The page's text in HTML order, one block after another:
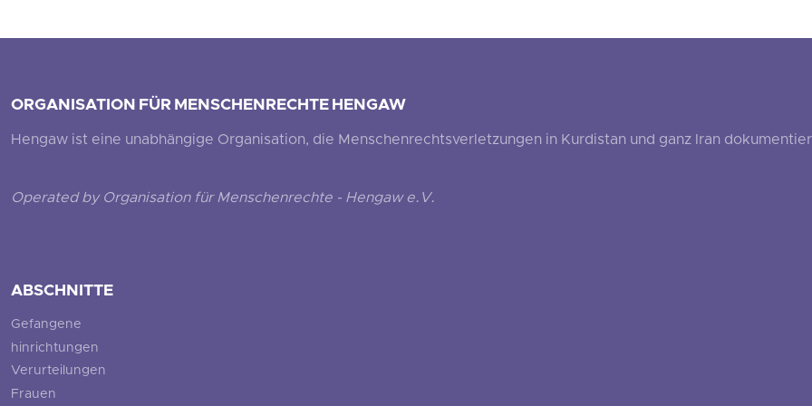
ORGANISATION FÜR MENSCHENRECHTE HENGAW
Hengaw ist eine unabhängige Organisation, die Menschenrechtsverletzungen in Kurdistan und ganz Iran
Operated by Organisation für Menschenrechte - Hengaw e.V.
ABSCHNITTE
Gefangene
hinrichtungen
Verurteilungen
Frauen